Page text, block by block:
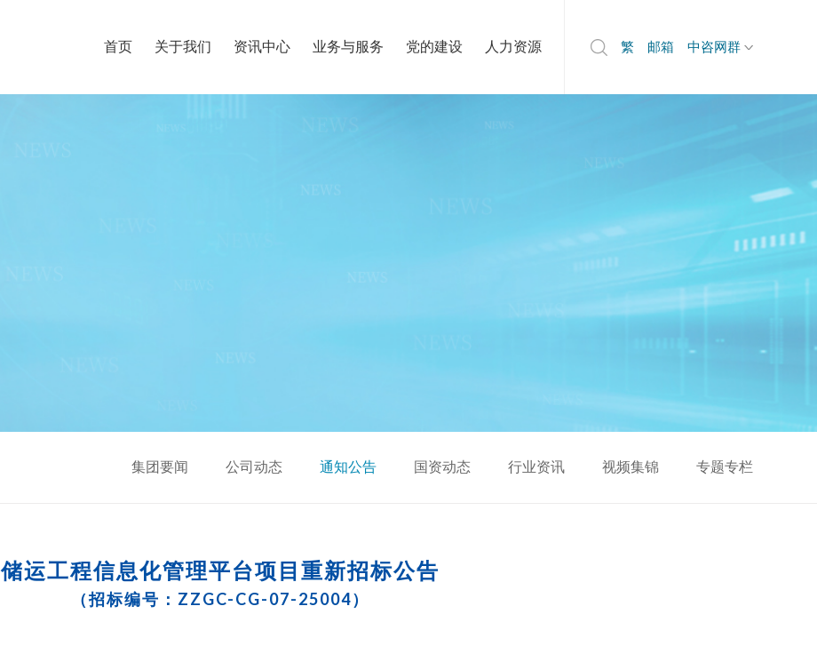
首页 关于我们 资讯中心 业务与服务 党的建设 人力资源 繁 邮箱 中咨网群
集团要闻 公司动态 通知公告 国资动态 行业资讯 视频集锦 专题专栏
储运工程信息化管理平台项目重新招标公告
（招标编号：ZZGC-CG-07-25004）